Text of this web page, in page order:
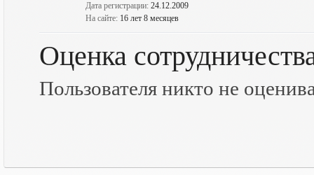
Дата регистрации: 24.12.2009
На сайте: 16 лет 8 месяцев
Оценка
Пользователя никто не